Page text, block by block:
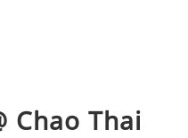
Chao Thai